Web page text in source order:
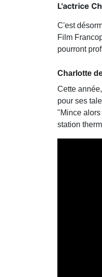
L'actrice
C'est
Film
pourront
Charlotte
Cette
pour ses
"Mince
station